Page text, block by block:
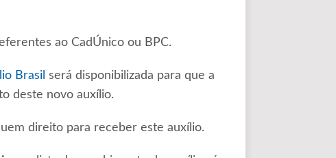
ao CadÚnico ou BPC.
Brasil será disponibilizada para que a
deste novo auxílio.
direito para receber este auxílio.